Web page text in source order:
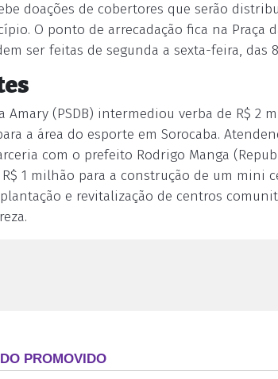
doações de cobertores que serão
O ponto de arrecadação fica na Praça
ser feitas de segunda a sexta-feira, das
Amary (PSDB) intermediou verba de R$ 2
a área do esporte em Sorocaba.
com o prefeito Rodrigo Manga
1 milhão para a construção de um mini
e revitalização de centros